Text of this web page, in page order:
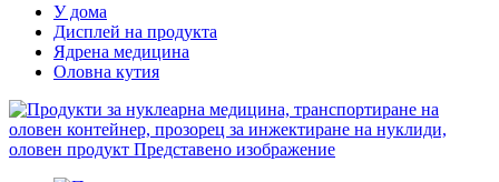
У дома
Дисплей на продукта
Ядрена медицина
Оловна кутия